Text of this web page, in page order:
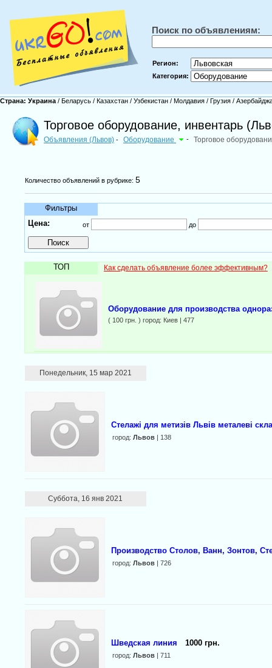
Поиск по объявлениям:
Регион:
Категория:
Страна: Украина / Беларусь / Казахстан / Узбекистан / Молдавия / Грузия /
Торговое оборудование, инвентарь
Объявления (Львов) - Оборудование - Торговое
Количество объявлений в рубрике: 5
Фильтры
Цена:
от до
ТОП Как сделать объявление более эффективным?
Оборудование для производства
( 100 грн. ) город: Киев | 477
Понедельник, 15 мар 2021
Стелажі для метизів Львів металеві
город: Львов| 138
Суббота, 16 янв 2021
Производство Столов, Ванн, Зонтов,
город: Львов| 726
Шведская линия 1000 грн.
город: Львов| 711